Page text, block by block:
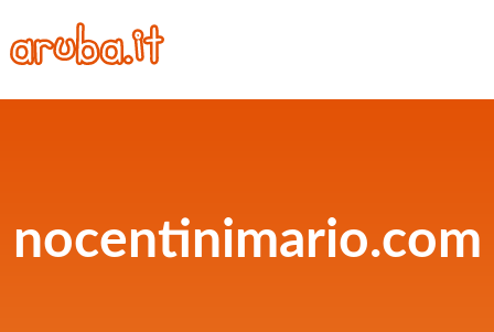
nocentinimario.com